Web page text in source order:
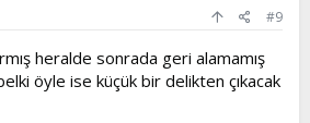
#9
heralde sonrada geri alamamış
öyle ise küçük bir delikten çıkacak